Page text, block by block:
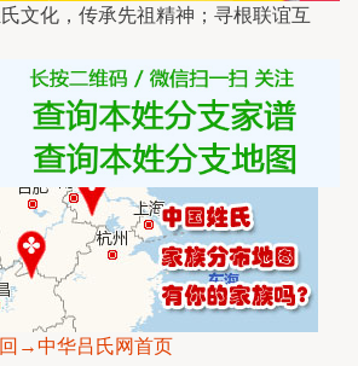
文化，传承先祖精神；寻根联谊互
→中华吕氏网首页